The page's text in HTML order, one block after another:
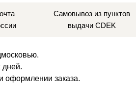
Самовывоз из пунктов
выдачи CDEK
дней.
оформлении заказа.